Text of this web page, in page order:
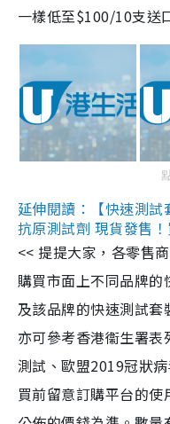
一樣低至$100/10支送
延伸閱讀：【快速測
抗原測試劑 現貨發售
<< 提提大家，各零售
購買市面上不同品牌
及該品牌的快速測試
亦可參考香港衞生署
測試、歐盟2019冠狀
買前留意訂購平台的